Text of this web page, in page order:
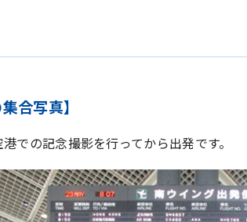
合写真】
での記念撮影を行ってから出発です。